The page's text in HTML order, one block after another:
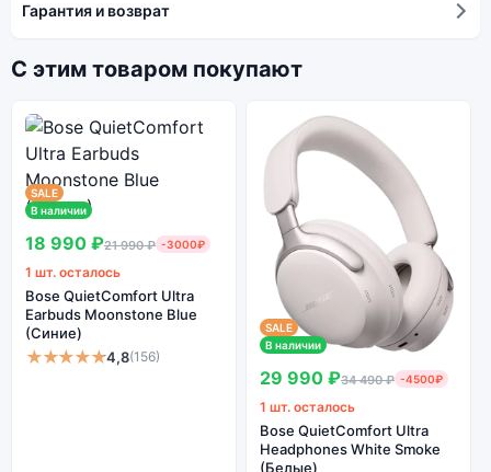
Гарантия и возврат
С этим товаром покупают
SALE
В наличии
18 990 ₽21 990 ₽ -3000₽
1 шт. осталось
Bose QuietComfort Ultra
Earbuds Moonstone Blue
(Синие)
★★★★★4,8(156)
SALE
В наличии
29 990 ₽34 490 ₽ -4500₽
1 шт. осталось
Bose QuietComfort Ultra
Headphones White Smoke
(Белые)